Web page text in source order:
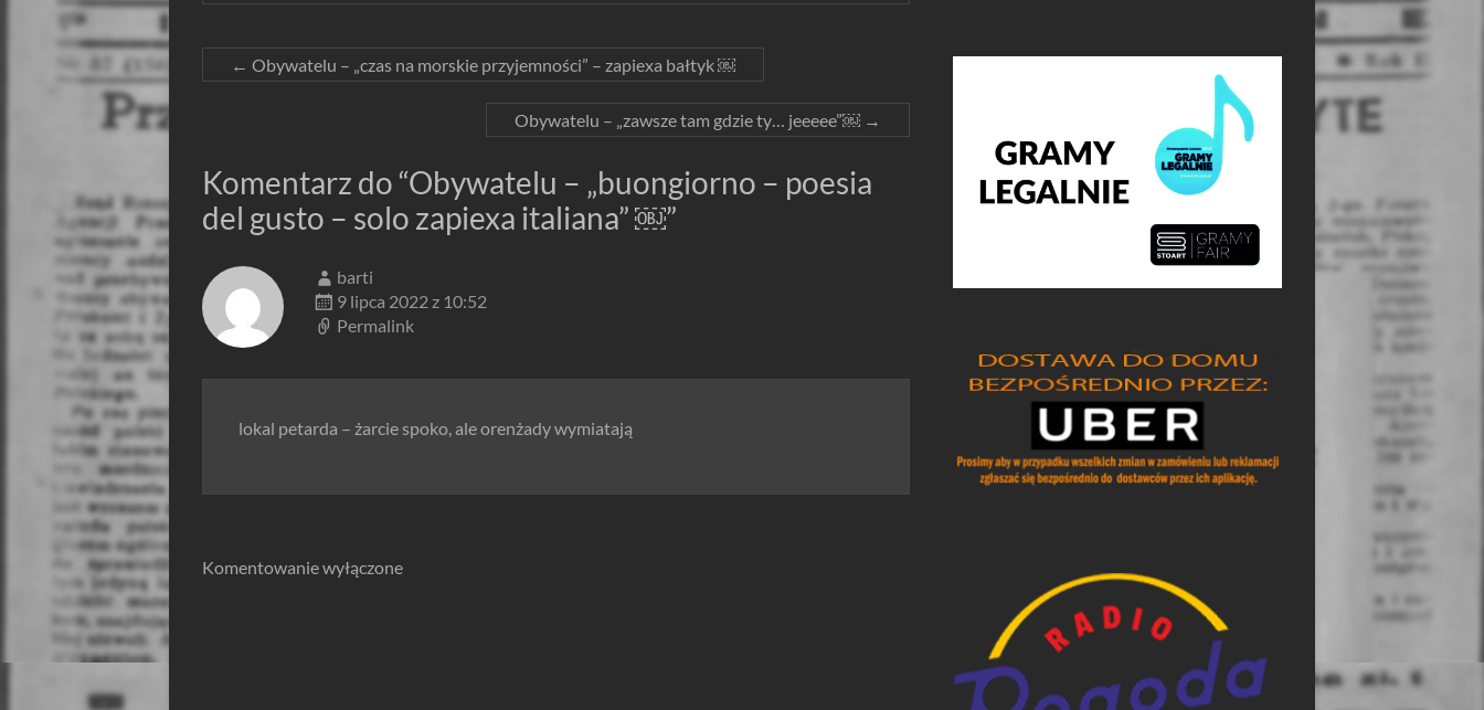
← Obywatelu – „czas na morskie przyjemności” – zapiexa bałtyk ￼
Obywatelu – „zawsze tam gdzie ty… jeeeee”￼ →
Komentarz do “Obywatelu – „buongiorno – poesia
del gusto – solo zapiexa italiana” ￼”
barti
9 lipca 2022 z 10:52
Permalink
lokal petarda – żarcie spoko, ale orenżady wymiatają
Komentowanie wyłączone